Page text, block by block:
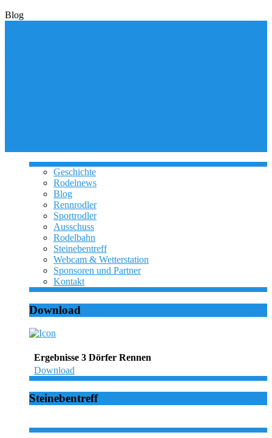
Blog
Geschichte
Rodelnews
Blog
Rennrodler
Sportrodler
Ausschuss
Rodelbahn
Steinebentreff
Webcam & Wetterstation
Sponsoren und Partner
Kontakt
Download
Ergebnisse 3 Dörfer Rennen
Download
Steinebentreff